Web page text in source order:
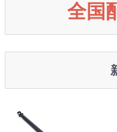
全国